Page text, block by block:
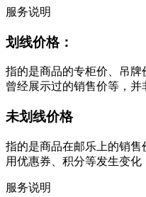
服务说明
划线价格：
指的是商品的专柜价、吊
曾经展示过的销售价等，并
未划线价格
指的是商品在邮乐上的销
用优惠券、积分等发生变化
服务说明